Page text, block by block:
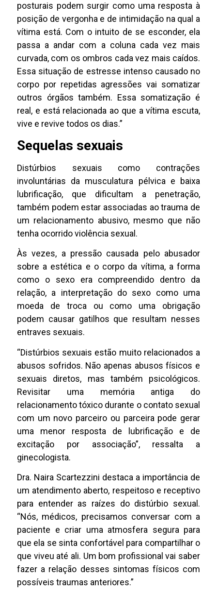
posturais podem surgir como uma resposta à
posição de vergonha e de intimidação na qual a
vítima está. Com o intuito de se esconder, ela
passa a andar com a coluna cada vez mais
curvada, com os ombros cada vez mais caídos.
Essa situação de estresse intenso causado no
corpo por repetidas agressões vai somatizar
outros órgãos também. Essa somatização é
real, e está relacionada ao que a vítima escuta,
vive e revive todos os dias.”
Sequelas sexuais
Distúrbios sexuais como contrações
involuntárias da musculatura pélvica e baixa
lubrificação, que dificultam a penetração,
também podem estar associadas ao trauma de
um relacionamento abusivo, mesmo que não
tenha ocorrido violência sexual.
Às vezes, a pressão causada pelo abusador
sobre a estética e o corpo da vítima, a forma
como o sexo era compreendido dentro da
relação, a interpretação do sexo como uma
moeda de troca ou como uma obrigação
podem causar gatilhos que resultam nesses
entraves sexuais.
“Distúrbios sexuais estão muito relacionados a
abusos sofridos. Não apenas abusos físicos e
sexuais diretos, mas também psicológicos.
Revisitar uma memória antiga do
relacionamento tóxico durante o contato sexual
com um novo parceiro ou parceira pode gerar
uma menor resposta de lubrificação e de
excitação por associação”, ressalta a
ginecologista.
Dra. Naira Scartezzini destaca a importância de
um atendimento aberto, respeitoso e receptivo
para entender as raízes do distúrbio sexual.
“Nós, médicos, precisamos conversar com a
paciente e criar uma atmosfera segura para
que ela se sinta confortável para compartilhar o
que viveu até ali. Um bom profissional vai saber
fazer a relação desses sintomas físicos com
possíveis traumas anteriores.”